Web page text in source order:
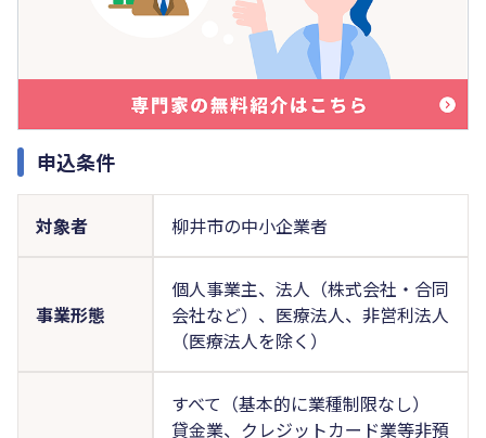
申込条件
対象者 柳井市の中小企業者
事業形態
個人事業主、法人（株式会社・合同
会社など）、医療法人、非営利法人
（医療法人を除く）
すべて（基本的に業種制限なし）
貸金業、クレジットカード業等非預